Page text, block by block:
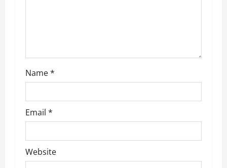
Name*
Email *
Website